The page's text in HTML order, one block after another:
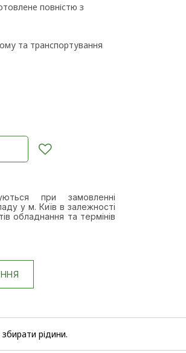
повністю з
та транспортування
при замовленні
у м. Київ в залежності
обладнання та термінів
рідини.